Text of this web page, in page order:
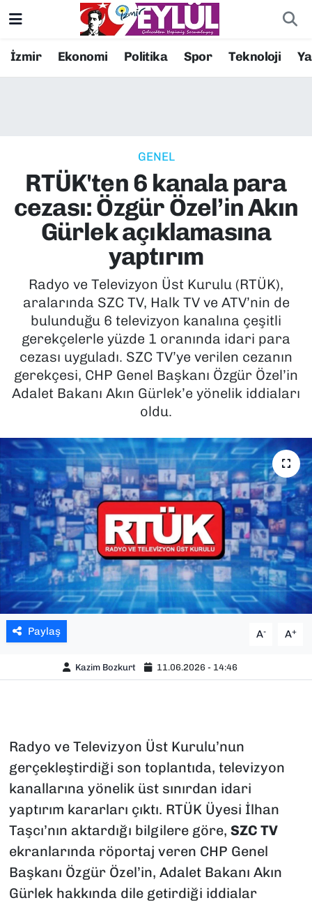
İzmir Ekonomi Politika Spor Teknoloji
GENEL
RTÜK'ten 6 kanala para
cezası: Özgür Özel’in Akın
Gürlek açıklamasına
yaptırım
Radyo ve Televizyon Üst Kurulu (RTÜK),
aralarında SZC TV, Halk TV ve ATV’nin de
bulunduğu 6 televizyon kanalına çeşitli
gerekçelerle yüzde 1 oranında idari para
cezası uyguladı. SZC TV’ye verilen cezanın
gerekçesi, CHP Genel Başkanı Özgür Özel’in
Adalet Bakanı Akın Gürlek’e yönelik iddiaları
oldu.
Paylaş A- A+
Kazim Bozkurt 11.06.2026 - 14:46
Radyo ve Televizyon Üst Kurulu’nun
gerçekleştirdiği son toplantıda, televizyon
kanallarına yönelik üst sınırdan idari
yaptırım kararları çıktı. RTÜK Üyesi İlhan
Taşcı’nın aktardığı bilgilere göre, SZC TV
ekranlarında röportaj veren CHP Genel
Başkanı Özgür Özel’in, Adalet Bakanı Akın
Gürlek hakkında dile getirdiği iddialar
Resmi İlanlar
EKONOMİ
KÜLTÜR SANAT
POLİTİKA
SAĞLIK
SPOR
YAŞAM
YEREL YÖNETİMLER
Konak Nöbetçi Eczaneler
Süper Lig Puan Durumu ve Fikstür
Tüm Manşetler
Son Dakika Haberleri
Haber Arşivi